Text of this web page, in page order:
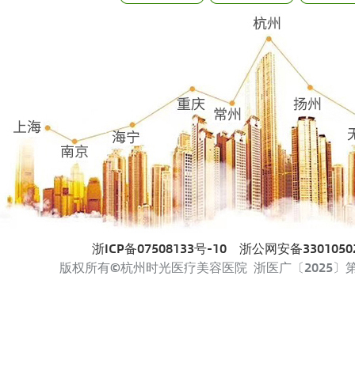
浙ICP备07508133号-10
浙公网安备
版权所有©杭州时光医疗美容医院 浙医广〔2025〕